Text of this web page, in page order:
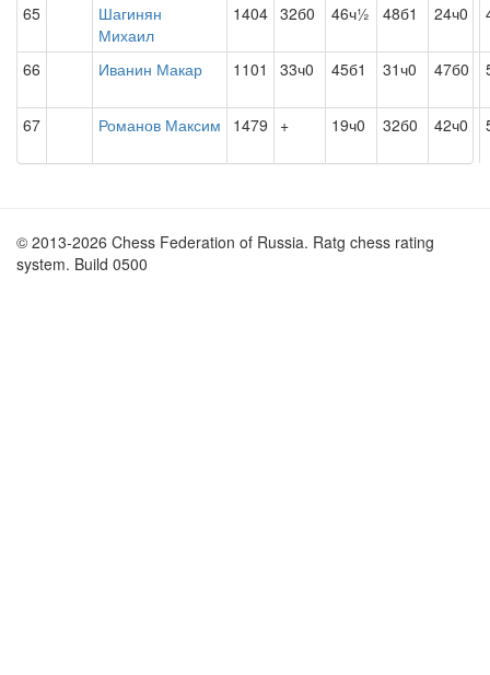
65
Шагинян
Михаил
1404 32б0 46ч½ 48б1 24ч0
66 Иванин Макар 1101 33ч0 45б1 31ч0 47б0
67 Романов Максим 1479 + 19ч0 32б0 42ч0
© 2013-2026 Chess Federation of Russia. Ratg chess rating
system. Build 0500